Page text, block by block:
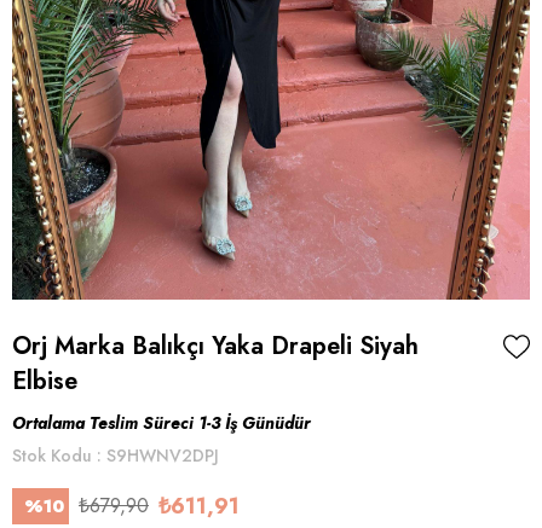
Orj Marka Balıkçı Yaka Drapeli Siyah
Elbise
Ortalama Teslim Süreci 1-3 İş Günüdür
Stok Kodu
S9HWNV2DPJ
%10
₺679,90 ₺611,91